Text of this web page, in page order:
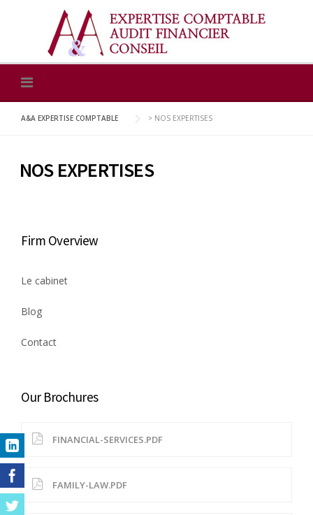
A&A EXPERTISE COMPTABLE > NOS EXPERTISES
NOS EXPERTISES
Firm Overview
Le cabinet
Blog
Contact
Our Brochures
FINANCIAL-SERVICES.PDF
FAMILY-LAW.PDF